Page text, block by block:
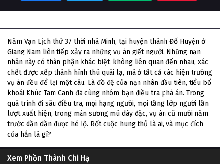
Năm Vạn Lịch thứ 37 thời nhà Minh, tại huyện thành Đố Huyện ở
Giang Nam liên tiếp xảy ra những vụ án giết người. Những nạn
nhân này có thân phận khác biệt, không liên quan đến nhau, xác
chết được xếp thành hình thù quái lạ, mà ở tất cả các hiện trường
vụ án đều để lại một câu. Là đồ đệ của nạn nhân đầu tiên, tiểu bổ
khoái Khúc Tam Canh đã cùng nhóm bạn điều tra phá án. Trong
quá trình đi sâu điều tra, mọi hạng người, mọi tầng lớp người lần
lượt xuất hiện, trong màn sương mù dày đặc, vụ án cũ mười năm
trước dần dần được hé lộ. Rốt cuộc hung thủ là ai, và mục đích
của hắn là gì?
Xem Phồn Thành Chi Hạ